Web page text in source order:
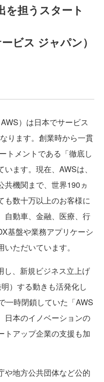
を担うスタート
ビス ジャパン）
）は日本でサービス
ります。創業時から一貫
トメントである「徹底し
ます。現在、AWSは、
共機関まで、世界190ヵ
も数十万以上のお客様に
自動車、金融、医療、行
基盤や業務アプリケーシ
ただいています。
、新規ビジネス立上げ
）する動きも活発化し
一時閉鎖していた「AWS
日本のイノベーションの
トアップ企業の支援も加
地方公共団体など公的